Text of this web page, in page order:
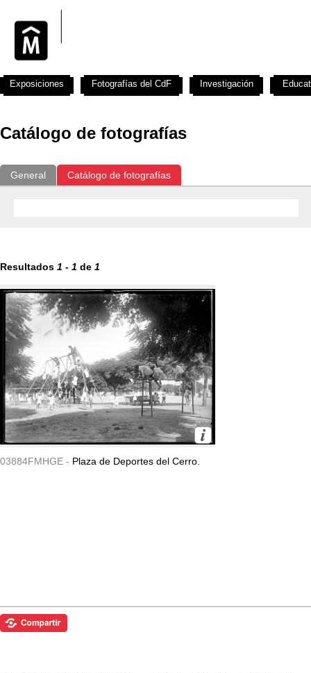
Catálogo de fotografías
General Catálogo de fotografías
Resultados 1 - 1 de 1
03884FMHGE - Plaza de Deportes del Cerro.
Exposiciones Fotografías del CdF Investigación